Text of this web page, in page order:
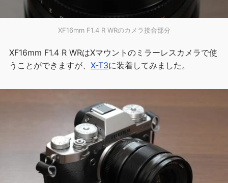
XF16mm F1.4 R WRのカメラ接合部分
XF16mm F1.4 R WRはXマウントのミラーレスカメラで使
うことができますが、 X-T3に装着してみました。